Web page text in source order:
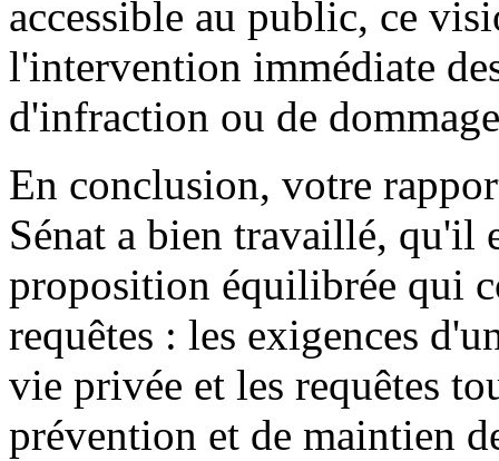
accessible au public, ce
l'intervention immédiate
d'infraction ou de
En conclusion, votre
Sénat a bien travaillé, qu'il
proposition équilibrée qui
requêtes : les exigences
vie privée et les requêtes
prévention et de maintien